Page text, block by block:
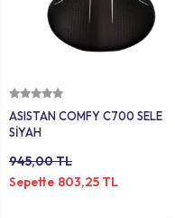
ASISTAN COMFY C700 SELE
SİYAH
945,00 TL
Sepette 803,25 TL